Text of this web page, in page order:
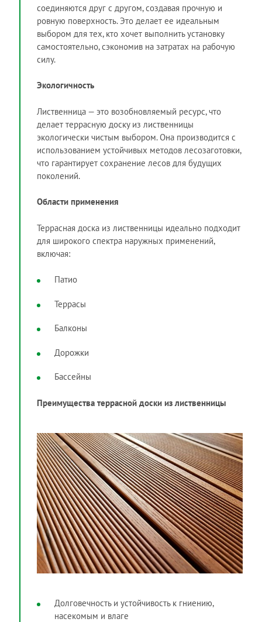
соединяются друг с другом, создавая прочную и
ровную поверхность. Это делает ее идеальным
выбором для тех, кто хочет выполнить установку
самостоятельно, сэкономив на затратах на рабочую
силу.
Экологичность
Лиственница — это возобновляемый ресурс, что
делает террасную доску из лиственницы
экологически чистым выбором. Она производится с
использованием устойчивых методов лесозаготовки,
что гарантирует сохранение лесов для будущих
поколений.
Области применения
Террасная доска из лиственницы идеально подходит
для широкого спектра наружных применений,
включая:
Патио
Террасы
Балконы
Дорожки
Бассейны
Преимущества террасной доски из лиственницы
Долговечность и устойчивость к гниению,
насекомым и влаге